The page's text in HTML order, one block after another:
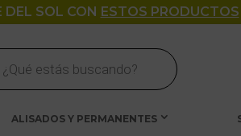
DEL SOL CON ESTOS PRODUCTOS
ALISADOS Y PERMANENTES